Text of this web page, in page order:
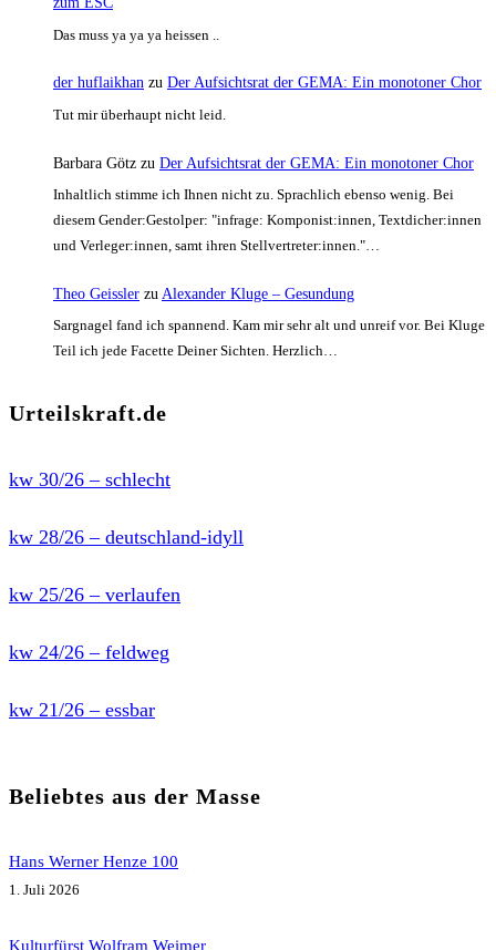
Das muss ya ya ya heissen ..
der huflaikhan zu Der Aufsichtsrat der GEMA: Ein monotoner Chor
Tut mir überhaupt nicht leid.
Barbara Götz zu Der Aufsichtsrat der GEMA: Ein monotoner Chor
Inhaltlich stimme ich Ihnen nicht zu. Sprachlich ebenso wenig. Bei
diesem Gender:Gestolper: "infrage: Komponist:innen, Textdicher:innen
und Verleger:innen, samt ihren Stellvertreter:innen."…
Theo Geissler zu Alexander Kluge – Gesundung
Sargnagel fand ich spannend. Kam mir sehr alt und unreif vor. Bei Kluge
Teil ich jede Facette Deiner Sichten. Herzlich…
Urteilskraft.de
kw 30/26 – schlecht
kw 28/26 – deutschland-idyll
kw 25/26 – verlaufen
kw 24/26 – feldweg
kw 21/26 – essbar
Beliebtes aus der Masse
Hans Werner Henze 100
1. Juli 2026
Kulturfürst Wolfram Weimer